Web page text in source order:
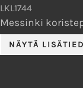
LKL1744
Messinki